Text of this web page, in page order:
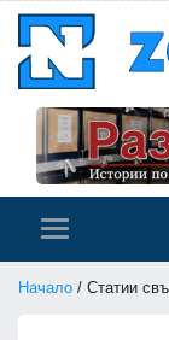
Начало / Статии